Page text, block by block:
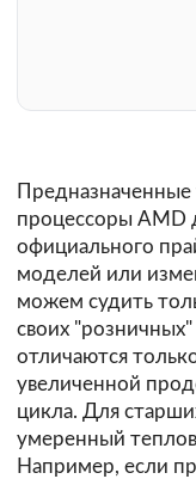
процессоры AMD
официального
моделей или
можем судить
своих
отличаются
увеличенной
цикла. Для
умеренный
Например, если